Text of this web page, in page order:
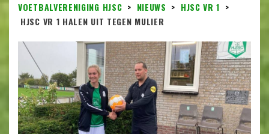
VOETBALVERENIGING HJSC > NIEUWS > HJSC VR 1 >
HJSC VR 1 HALEN UIT TEGEN MULIER